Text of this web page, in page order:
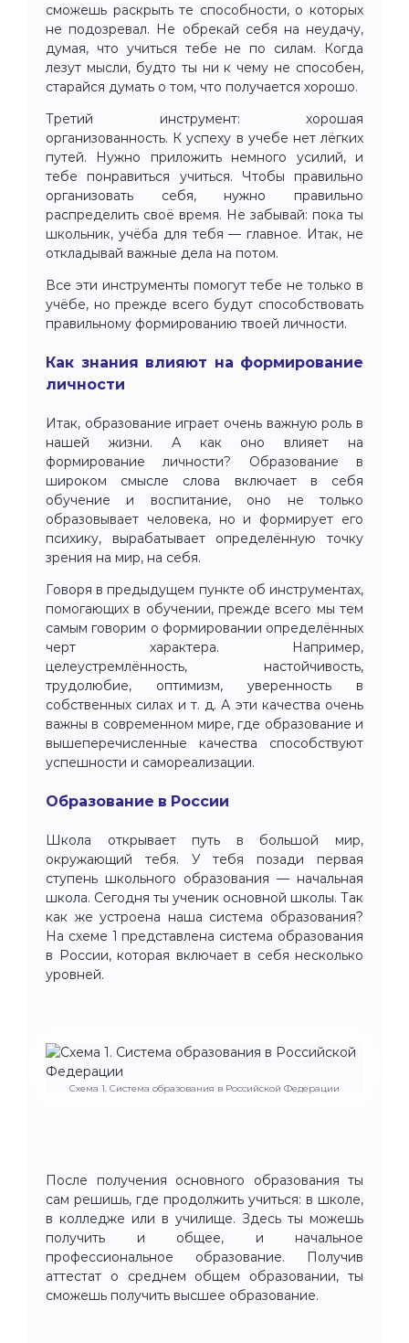
сможешь раскрыть те способности, о которых
не подозревал. Не обрекай себя на неудачу,
думая, что учиться тебе не по силам. Когда
лезут мысли, будто ты ни к чему не способен,
старайся думать о том, что получается хорошо.
Третий инструмент: хорошая
организованность. К успеху в учебе нет лёгких
путей. Нужно приложить немного усилий, и
тебе понравиться учиться. Чтобы правильно
организовать себя, нужно правильно
распределить своё время. Не забывай: пока ты
школьник, учёба для тебя — главное. Итак, не
откладывай важные дела на потом.
Все эти инструменты помогут тебе не только в
учёбе, но прежде всего будут способствовать
правильному формированию твоей личности.
Как знания влияют на формирование
личности
Итак, образование играет очень важную роль в
нашей жизни. А как оно влияет на
формирование личности? Образование в
широком смысле слова включает в себя
обучение и воспитание, оно не только
образовывает человека, но и формирует его
психику, вырабатывает определённую точку
зрения на мир, на себя.
Говоря в предыдущем пункте об инструментах,
помогающих в обучении, прежде всего мы тем
самым говорим о формировании определённых
черт характера. Например,
целеустремлённость, настойчивость,
трудолюбие, оптимизм, уверенность в
собственных силах и т. д. А эти качества очень
важны в современном мире, где образование и
вышеперечисленные качества способствуют
успешности и самореализации.
Образование в России
Школа открывает путь в большой мир,
окружающий тебя. У тебя позади первая
ступень школьного образования — начальная
школа. Сегодня ты ученик основной школы. Так
как же устроена наша система образования?
На схеме 1 представлена система образования
в России, которая включает в себя несколько
уровней.
Схема 1. Система образования в Российской Федерации
После получения основного образования ты
сам решишь, где продолжить учиться: в школе,
в колледже или в училище. Здесь ты можешь
получить и общее, и начальное
профессиональное образование. Получив
аттестат о среднем общем образовании, ты
сможешь получить высшее образование.